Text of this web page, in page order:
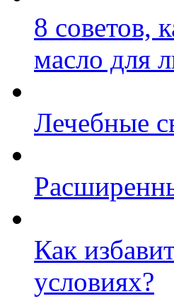
8 советов,
масло для
Лечебные
Как
условиях?